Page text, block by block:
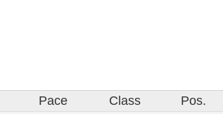
Pace Class Pos.